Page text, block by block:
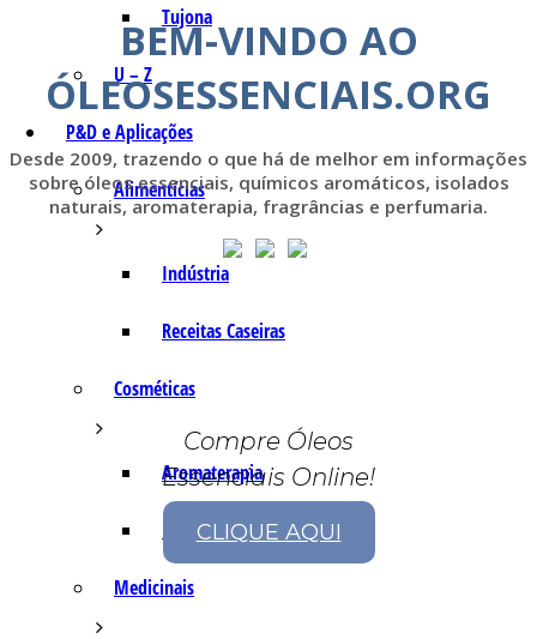
Tujona
U – Z
P&D e Aplicações
Alimentícias
Indústria
Receitas Caseiras
Cosméticas
Aromaterapia
Fórmulas Caseiras
Medicinais
BEM-VINDO AO
ÓLEOSESSENCIAIS.ORG
Desde 2009, trazendo o que há de melhor em informações
sobre óleos essenciais, químicos aromáticos, isolados
naturais, aromaterapia, fragrâncias e perfumaria.
Compre Óleos
Essenciais Online!
CLIQUE AQUI